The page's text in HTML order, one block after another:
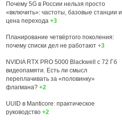
Почему 5G в России нельзя просто
«включить»: частоты, базовые станции и
цена перехода +3
Планирование четвёртого поколения:
почему списки дел не работают +3
NVIDIA RTX PRO 5000 Blackwell с 72 Гб
видеопамяти. Есть ли смысл
переплачивать за «половинку»
флагмана? +2
UUID в Manticore: практическое
руководство +2